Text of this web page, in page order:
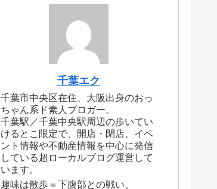
千葉エク
千葉市中央区在住、大阪出身のおっ
ちゃん系ド素人ブロガー。
千葉駅／千葉中央駅周辺の歩いてい
けるとこ限定で、開店・閉店、イベ
ント情報や不動産情報を中心に発信
している超ローカルブログ運営して
います。
趣味は散歩＝下腹部との戦い。